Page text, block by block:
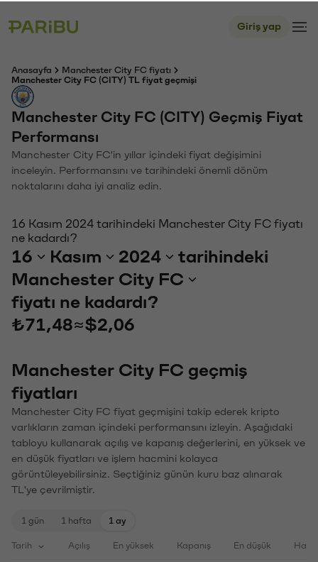
Giriş yap
Anasayfa
Manchester City FC fiyatı
Manchester City FC (CITY) TL fiyat geçmişi
Manchester City FC (CITY) Geçmiş Fiyat
Performansı
Manchester City FC'in yıllar içindeki fiyat değişimini
inceleyin. Performansını ve tarihindeki önemli dönüm
noktalarını daha iyi analiz edin.
16 Kasım 2024 tarihindeki Manchester City FC fiyatı
ne kadardı?
16 Kasım 2024
tarihindeki
Manchester City FC
fiyatı ne kadardı?
₺71,48≈$2,06
Manchester City FC geçmiş
fiyatları
Manchester City FC fiyat geçmişini takip ederek kripto
varlıkların zaman içindeki performansını izleyin. Aşağıdaki
tabloyu kullanarak açılış ve kapanış değerlerini, en yüksek ve
en düşük fiyatları ve işlem hacmini kolayca
görüntüleyebilirsiniz. Seçtiğiniz günün kuru baz alınarak
TL'ye çevrilmiştir.
1 gün 1 hafta 1 ay
Tarih Açılış En yüksek Kapanış En düşük